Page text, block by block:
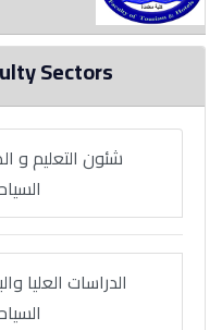
Sectors
شئون التعليم و
الدراسات العليا